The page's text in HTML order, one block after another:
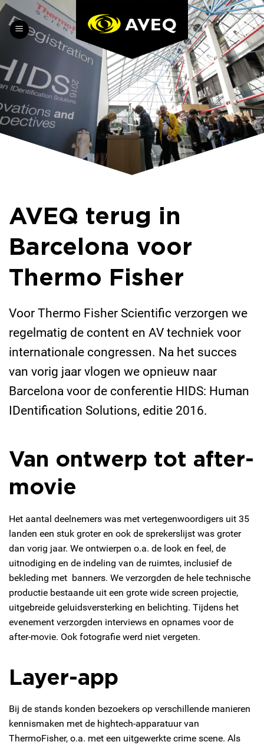
Skip
content
AVEQ terug in
Barcelona voor
Thermo Fisher
Voor Thermo Fisher Scientific verzorgen we
regelmatig de content en AV techniek voor
internationale congressen. Na het succes
van vorig jaar vlogen we opnieuw naar
Barcelona voor de conferentie HIDS: Human
IDentification Solutions, editie 2016.
Van ontwerp tot after-
movie
Het aantal deelnemers was met vertegenwoordigers uit 35
landen een stuk groter en ook de sprekerslijst was groter
dan vorig jaar. We ontwierpen o.a. de look en feel, de
uitnodiging en de indeling van de ruimtes, inclusief de
bekleding met banners. We verzorgden de hele technische
productie bestaande uit een grote wide screen projectie,
uitgebreide geluidsversterking en belichting. Tijdens het
evenement verzorgden interviews en opnames voor de
after-movie. Ook fotografie werd niet vergeten.
Layer-app
Bij de stands konden bezoekers op verschillende manieren
kennismaken met de hightech-apparatuur van
ThermoFisher, o.a. met een uitgewerkte crime scene. Als